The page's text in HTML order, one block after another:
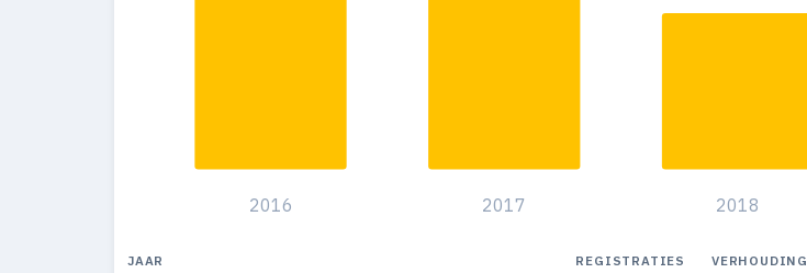
2016 2017 2018
JAAR REGISTRATIES VERHOUDING